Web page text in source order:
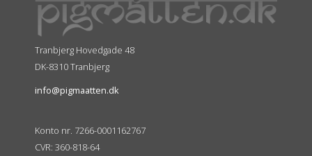
Tranbjerg Hovedgade 48
DK-8310 Tranbjerg
info@pigmaatten.dk
Konto nr. 7266-0001162767
CVR: 360-818-64